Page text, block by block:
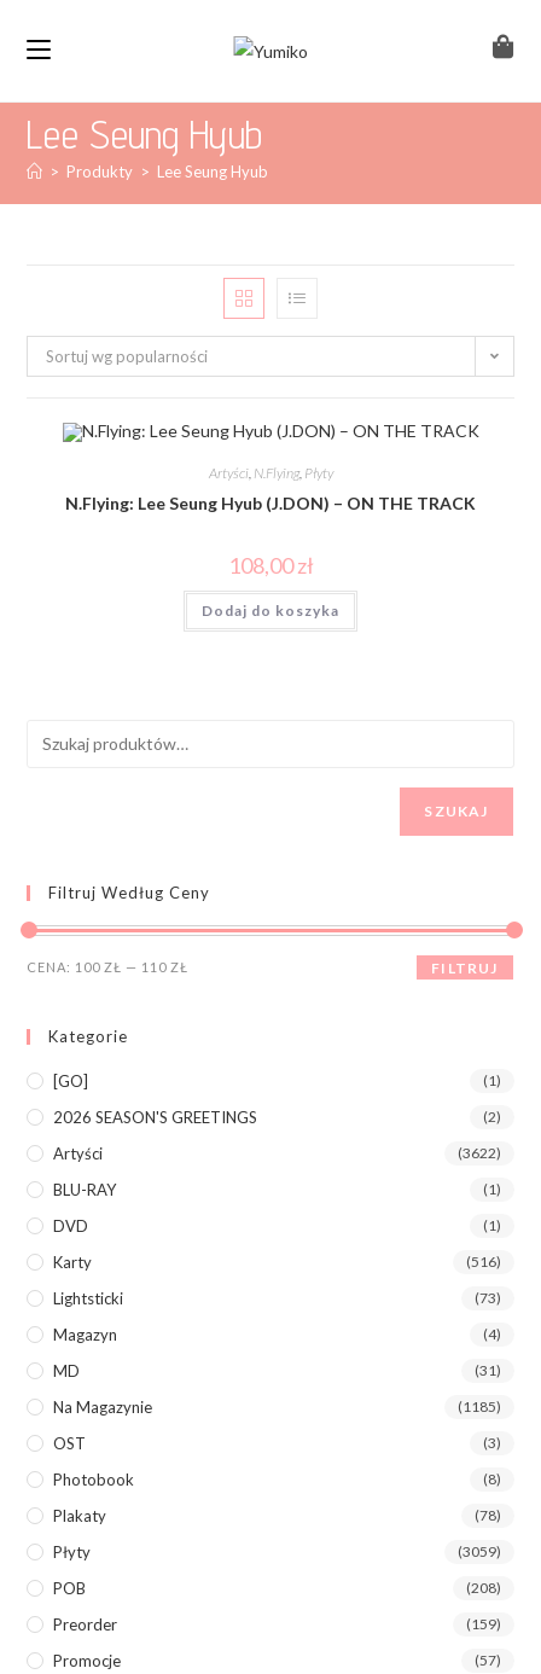
Lee Seung Hyub
> Produkty > Lee Seung Hyub
Sortuj wg popularności
Artyści, N.Flying, Płyty
N.Flying: Lee Seung Hyub (J.DON) – ON THE TRACK
108,00zł
Dodaj do koszyka
SZUKAJ
Filtruj Według Ceny
FILTRUJ
CENA: 100 ZŁ — 110 ZŁ
Kategorie
[GO] (1)
2026 SEASON'S GREETINGS (2)
Artyści (3622)
BLU-RAY (1)
DVD (1)
Karty (516)
Lightsticki (73)
Magazyn (4)
MD (31)
Na Magazynie (1185)
OST (3)
Photobook (8)
Plakaty (78)
Płyty (3059)
POB (208)
Preorder (159)
Promocje (57)